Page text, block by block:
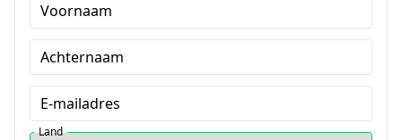
Voornaam
Achternaam
E-mailadres
Land